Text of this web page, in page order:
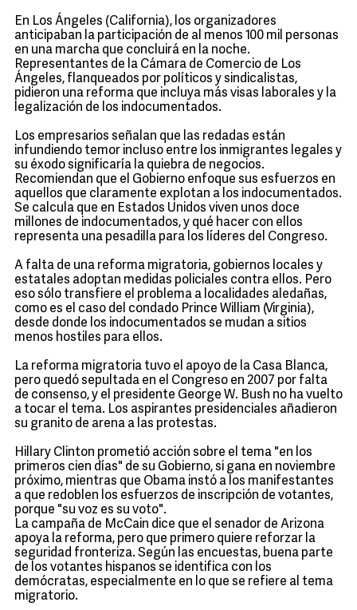
En Los Ángeles (California), los organizadores
anticipaban la participación de al menos 100 mil personas
en una marcha que concluirá en la noche.
Representantes de la Cámara de Comercio de Los
Ángeles, flanqueados por políticos y sindicalistas,
pidieron una reforma que incluya más visas laborales y la
legalización de los indocumentados.
Los empresarios señalan que las redadas están
infundiendo temor incluso entre los inmigrantes legales y
su éxodo significaría la quiebra de negocios.
Recomiendan que el Gobierno enfoque sus esfuerzos en
aquellos que claramente explotan a los indocumentados.
Se calcula que en Estados Unidos viven unos doce
millones de indocumentados, y qué hacer con ellos
representa una pesadilla para los líderes del Congreso.
A falta de una reforma migratoria, gobiernos locales y
estatales adoptan medidas policiales contra ellos. Pero
eso sólo transfiere el problema a localidades aledañas,
como es el caso del condado Prince William (Virginia),
desde donde los indocumentados se mudan a sitios
menos hostiles para ellos.
La reforma migratoria tuvo el apoyo de la Casa Blanca,
pero quedó sepultada en el Congreso en 2007 por falta
de consenso, y el presidente George W. Bush no ha vuelto
a tocar el tema. Los aspirantes presidenciales añadieron
su granito de arena a las protestas.
Hillary Clinton prometió acción sobre el tema "en los
primeros cien días" de su Gobierno, si gana en noviembre
próximo, mientras que Obama instó a los manifestantes
a que redoblen los esfuerzos de inscripción de votantes,
porque "su voz es su voto".
La campaña de McCain dice que el senador de Arizona
apoya la reforma, pero que primero quiere reforzar la
seguridad fronteriza. Según las encuestas, buena parte
de los votantes hispanos se identifica con los
demócratas, especialmente en lo que se refiere al tema
migratorio.